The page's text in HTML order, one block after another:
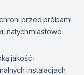
przed próbami
natychmiastowo
jakość i
instalacjach